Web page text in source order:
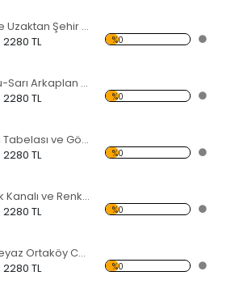
Deniz ve Uzaktan Şehir Temalı Kanvas Tablo
2280 TL %0
Turuncu-Sarı Arkaplan ve Cami Temalı Kanvas Tablo
2280 TL %0
Tek Yön Tabelası ve Gökdelen Temalı Kanvas Tablo
2280 TL %0
Venedik Kanalı ve Renkli Evler Temalı Kanvas Tablo
2280 TL %0
Siyah Beyaz Ortaköy Cami Temalı Kanvas Tablo
2280 TL %0